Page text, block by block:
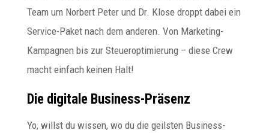
Team um Norbert Peter und Dr. Klose droppt dabei ein
Service-Paket nach dem anderen. Von Marketing-
Kampagnen bis zur Steueroptimierung – diese Crew
macht einfach keinen Halt!
Die digitale Business-Präsenz
Yo, willst du wissen, wo du die geilsten Business-